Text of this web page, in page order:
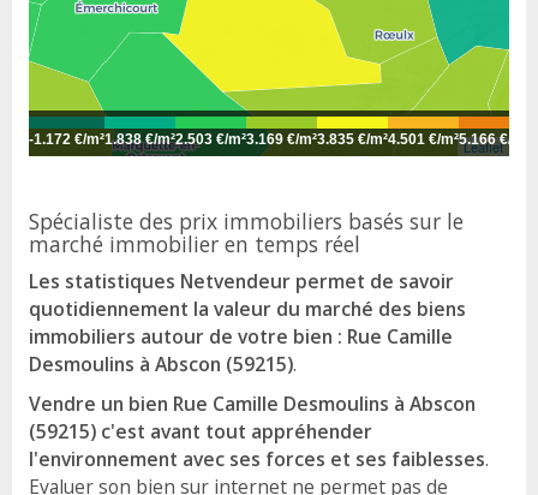
Leaflet
-1.172 €/m²1.838 €/m²2.503 €/m²3.169 €/m²3.835 €/m²4.501 €/m²5.166 €/m²
Spécialiste des prix immobiliers basés sur le
marché immobilier en temps réel
Les statistiques Netvendeur permet de savoir
quotidiennement la valeur du marché des biens
immobiliers autour de votre bien : Rue Camille
Desmoulins à Abscon (59215).
Vendre un bien Rue Camille Desmoulins à Abscon
(59215) c'est avant tout appréhender
l'environnement avec ses forces et ses faiblesses.
Evaluer son bien sur internet ne permet pas de